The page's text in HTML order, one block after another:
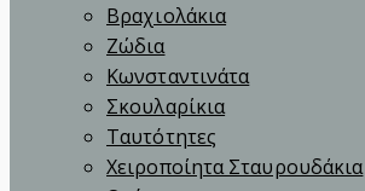
Βραχιολάκια
Ζώδια
Κωνσταντινάτα
Σκουλαρίκια
Ταυτότητες
Χειροποίητα Σταυρουδάκια